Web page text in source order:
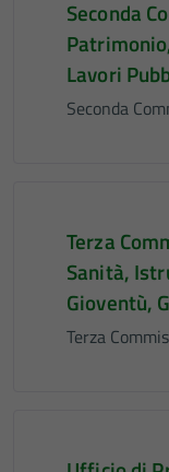
Seconda
Lavori
Seconda
Terza
Sanità,
Gioventù,
Terza